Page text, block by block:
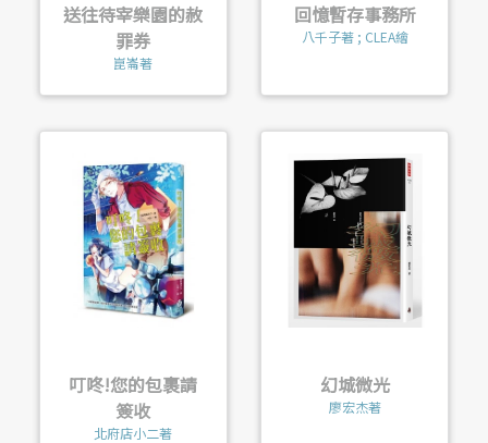
送往待宰樂園的赦
罪券
崑崙著
回憶暫存事務所
八千子著 ; CLEA繪
叮咚!您的包裹請
簽收
北府店小二著
幻城微光
廖宏杰著